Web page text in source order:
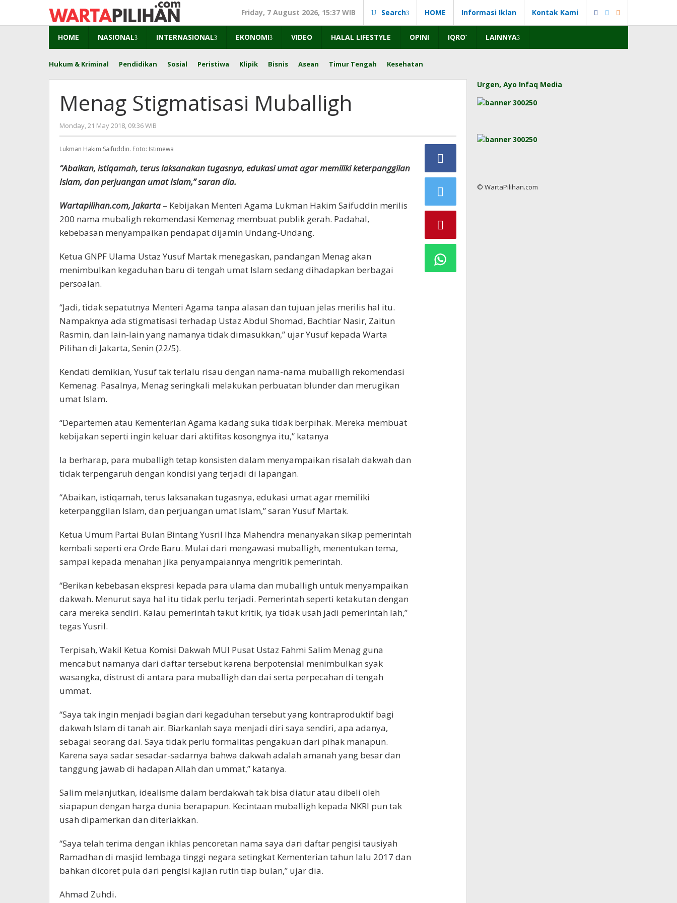
content
Friday, 7 August 2026, 15:37 WIB Search HOME Informasi Iklan Kontak Kami
HOME NASIONAL INTERNASIONAL EKONOMI VIDEO HALAL LIFESTYLE OPINI IQRO’ LAINNYA
Hukum & Kriminal Pendidikan Sosial Peristiwa Klipik Bisnis Asean Timur Tengah Kesehatan
Menag Stigmatisasi Muballigh
Monday, 21 May 2018, 09:36 WIB
Adi
Lukman Hakim Saifuddin. Foto: Istimewa
“Abaikan, istiqamah, terus laksanakan tugasnya, edukasi umat agar memiliki keterpanggilan
Islam, dan perjuangan umat Islam,” saran dia.
Wartapilihan.com, Jakarta – Kebijakan Menteri Agama Lukman Hakim Saifuddin merilis
200 nama mubaligh rekomendasi Kemenag membuat publik gerah. Padahal,
kebebasan menyampaikan pendapat dijamin Undang-Undang.
Ketua GNPF Ulama Ustaz Yusuf Martak menegaskan, pandangan Menag akan
menimbulkan kegaduhan baru di tengah umat Islam sedang dihadapkan berbagai
persoalan.
“Jadi, tidak sepatutnya Menteri Agama tanpa alasan dan tujuan jelas merilis hal itu.
Nampaknya ada stigmatisasi terhadap Ustaz Abdul Shomad, Bachtiar Nasir, Zaitun
Rasmin, dan lain-lain yang namanya tidak dimasukkan,” ujar Yusuf kepada Warta
Pilihan di Jakarta, Senin (22/5).
Kendati demikian, Yusuf tak terlalu risau dengan nama-nama muballigh rekomendasi
Kemenag. Pasalnya, Menag seringkali melakukan perbuatan blunder dan merugikan
umat Islam.
“Departemen atau Kementerian Agama kadang suka tidak berpihak. Mereka membuat
kebijakan seperti ingin keluar dari aktifitas kosongnya itu,” katanya
Ia berharap, para muballigh tetap konsisten dalam menyampaikan risalah dakwah dan
tidak terpengaruh dengan kondisi yang terjadi di lapangan.
“Abaikan, istiqamah, terus laksanakan tugasnya, edukasi umat agar memiliki
keterpanggilan Islam, dan perjuangan umat Islam,” saran Yusuf Martak.
Ketua Umum Partai Bulan Bintang Yusril Ihza Mahendra menanyakan sikap pemerintah
kembali seperti era Orde Baru. Mulai dari mengawasi muballigh, menentukan tema,
sampai kepada menahan jika penyampaiannya mengritik pemerintah.
“Berikan kebebasan ekspresi kepada para ulama dan muballigh untuk menyampaikan
dakwah. Menurut saya hal itu tidak perlu terjadi. Pemerintah seperti ketakutan dengan
cara mereka sendiri. Kalau pemerintah takut kritik, iya tidak usah jadi pemerintah lah,”
tegas Yusril.
Terpisah, Wakil Ketua Komisi Dakwah MUI Pusat Ustaz Fahmi Salim Menag guna
mencabut namanya dari daftar tersebut karena berpotensial menimbulkan syak
wasangka, distrust di antara para muballigh dan dai serta perpecahan di tengah
ummat.
“Saya tak ingin menjadi bagian dari kegaduhan tersebut yang kontraproduktif bagi
dakwah Islam di tanah air. Biarkanlah saya menjadi diri saya sendiri, apa adanya,
sebagai seorang dai. Saya tidak perlu formalitas pengakuan dari pihak manapun.
Karena saya sadar sesadar-sadarnya bahwa dakwah adalah amanah yang besar dan
tanggung jawab di hadapan Allah dan ummat,” katanya.
Salim melanjutkan, idealisme dalam berdakwah tak bisa diatur atau dibeli oleh
siapapun dengan harga dunia berapapun. Kecintaan muballigh kepada NKRI pun tak
usah dipamerkan dan diteriakkan.
“Saya telah terima dengan ikhlas pencoretan nama saya dari daftar pengisi tausiyah
Ramadhan di masjid lembaga tinggi negara setingkat Kementerian tahun lalu 2017 dan
bahkan dicoret pula dari pengisi kajian rutin tiap bulan,” ujar dia.
Ahmad Zuhdi.
Urgen, Ayo Infaq Media
© WartaPilihan.com